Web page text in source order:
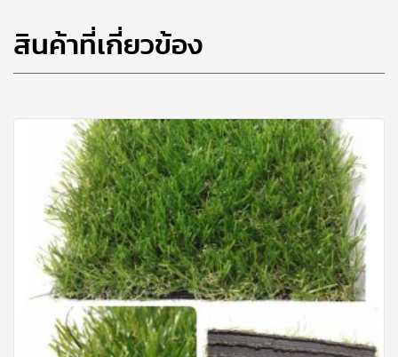
สินค้าที่เกี่ยวข้อง